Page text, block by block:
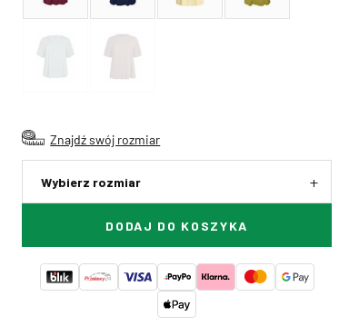
Znajdź swój rozmiar
Wybierz rozmiar
DODAJ DO KOSZYKA